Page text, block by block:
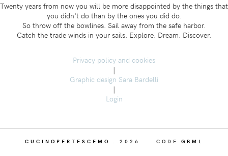
Twenty years from now you will be more disappointed by the things that
you didn't do than by the ones you did do.
So throw off the bowlines. Sail away from the safe harbor.
Catch the trade winds in your sails. Explore. Dream. Discover.
Privacy policy and cookies
|
Graphic design Sara Bardelli
|
Login
CUCINOPERTESCEMO . 2026 CODE GBML